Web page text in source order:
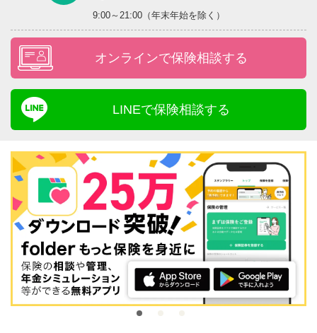
9:00～21:00（年末年始を除く）
オンラインで保険相談する
LINEで保険相談する